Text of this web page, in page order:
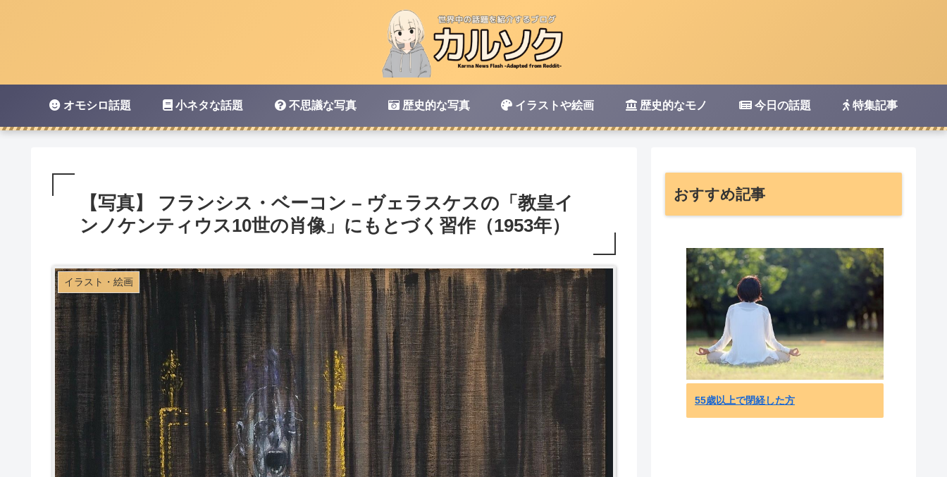
オモシロ話題 小ネタな話題 不思議な写真 歴史的な写真 イラストや絵画 歴史的なモノ 今日の話題 特集記事
【写真】 フランシス・ベーコン – ヴェラスケスの「教皇イ
ンノケンティウス10世の肖像」にもとづく習作（1953年）
イラスト・絵画
おすすめ記事
55歳以上で閉経した方